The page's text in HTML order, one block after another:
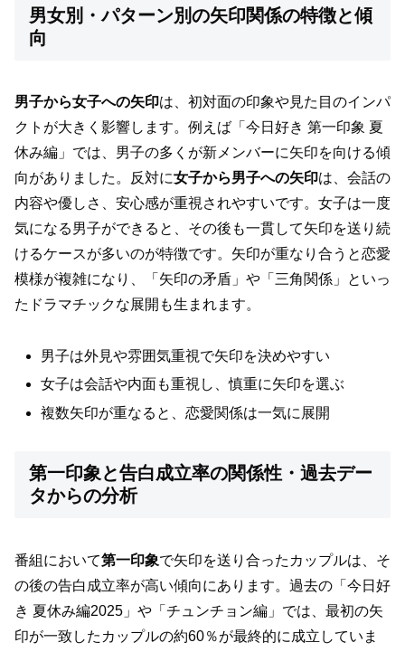
男女別・パターン別の矢印関係の特徴と傾
向
男子から女子への矢印は、初対面の印象や見た目のインパ
クトが大きく影響します。例えば「今日好き 第一印象 夏
休み編」では、男子の多くが新メンバーに矢印を向ける傾
向がありました。反対に女子から男子への矢印は、会話の
内容や優しさ、安心感が重視されやすいです。女子は一度
気になる男子ができると、その後も一貫して矢印を送り続
けるケースが多いのが特徴です。矢印が重なり合うと恋愛
模様が複雑になり、「矢印の矛盾」や「三角関係」といっ
たドラマチックな展開も生まれます。
男子は外見や雰囲気重視で矢印を決めやすい
女子は会話や内面も重視し、慎重に矢印を選ぶ
複数矢印が重なると、恋愛関係は一気に展開
第一印象と告白成立率の関係性・過去デー
タからの分析
番組において第一印象で矢印を送り合ったカップルは、そ
の後の告白成立率が高い傾向にあります。過去の「今日好
き 夏休み編2025」や「チュンチョン編」では、最初の矢
印が一致したカップルの約60％が最終的に成立していま